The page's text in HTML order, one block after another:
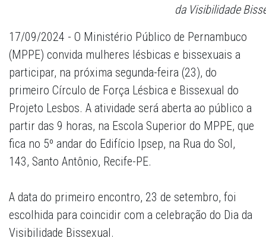
da Visibilidade
17/09/2024 - O Ministério Público de Pernambuco
(MPPE) convida mulheres lésbicas e bissexuais a
participar, na próxima segunda-feira (23), do
primeiro Círculo de Força Lésbica e Bissexual do
Projeto Lesbos. A atividade será aberta ao público a
partir das 9 horas, na Escola Superior do MPPE, que
fica no 5º andar do Edifício Ipsep, na Rua do Sol,
143, Santo Antônio, Recife-PE.
A data do primeiro encontro, 23 de setembro, foi
escolhida para coincidir com a celebração do Dia da
Visibilidade Bissexual.